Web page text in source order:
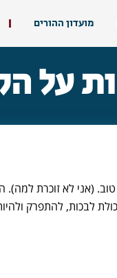
מועדון ההורים
על
לא זוכרת למה).
לבכות, להתפרק